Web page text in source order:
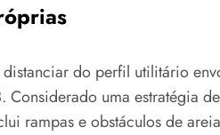
do perfil utilitário
uma estratégia
rampas e obstáculos de